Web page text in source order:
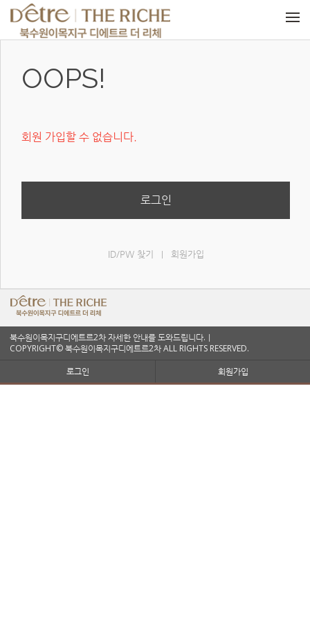
메뉴 건너뛰기
OOPS!
회원 가입할 수 없습니다.
로그인
ID/PW 찾기 | 회원가입
북수원이목지구디에트르2차 자세한 안내를 도와드립니다.ㅣ
COPYRIGHT© 북수원이목지구디에트르2차 ALL RIGHTS RESERVED.
로그인
회원가입